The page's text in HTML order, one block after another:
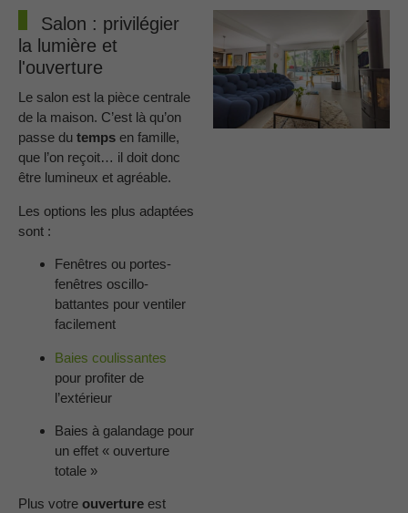
Salon : privilégier
la lumière et
l'ouverture
Le salon est la pièce centrale
de la maison. C’est là qu’on
passe du temps en famille,
que l’on reçoit… il doit donc
être lumineux et agréable.
Les options les plus adaptées
sont :
Fenêtres ou portes-
fenêtres oscillo-
battantes pour ventiler
facilement
Baies coulissantes
pour profiter de
l’extérieur
Baies à galandage pour
un effet « ouverture
totale »
Plus votre ouverture est